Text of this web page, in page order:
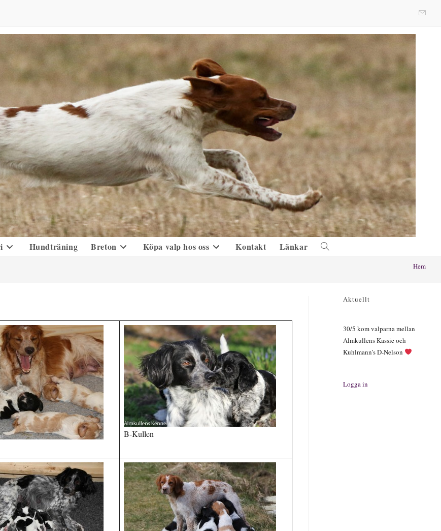
Hundträning Breton Köpa valp hos oss Kontakt Länkar
Slå
Hem
B-Kullen
Aktuellt
30/5 kom valparna mellan
Almkullens Kassie och
Kuhlmann’s D-Nelson
Logga in